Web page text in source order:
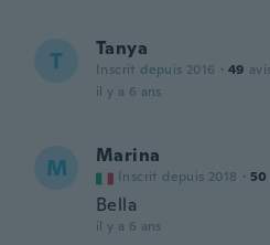
T Tanya
Inscrit depuis 2016 · 49
il y a 6 ans
M Marina
Inscrit depuis 2018 · 50
Bella
il y a 6 ans